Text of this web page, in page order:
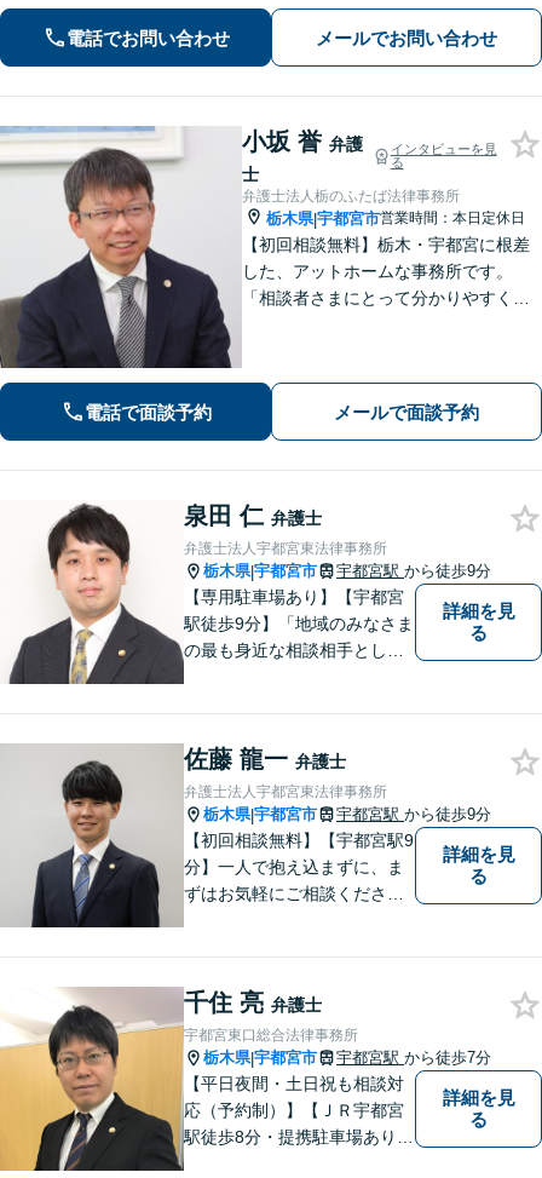
電話でお問い合わせ メールでお問い合わせ
小坂 誉 弁護
士
インタビューを見
る
弁護士法人栃のふたば法律事務所
栃木県|宇都宮市営業時間：本日定休日
【初回相談無料】栃木・宇都宮に根差
した、アットホームな事務所です。
「相談者さまにとって分かりやすく説
気軽にご相談ください【無料駐車場あ
り】
電話で面談予約 メールで面談予約
泉田 仁 弁護士
弁護士法人宇都宮東法律事務所
栃木県|宇都宮市 宇都宮駅 から徒歩9分
【専用駐車場あり】【宇都宮
駅徒歩9分】「地域のみなさま
の最も身近な相談相手として
通事故／遺産相続／借金問題
／企業法務／離婚問題などさ
まざまな分野に力を入れてお
ります。
詳細を見
る
佐藤 龍一 弁護士
弁護士法人宇都宮東法律事務所
栃木県|宇都宮市 宇都宮駅 から徒歩9分
【初回相談無料】【宇都宮駅9
分】一人で抱え込まずに、ま
ずはお気軽にご相談くださ
詳細を見
る
千住 亮 弁護士
宇都宮東口総合法律事務所
栃木県|宇都宮市 宇都宮駅 から徒歩7分
【平日夜間・土日祝も相談対
応（予約制）】【ＪＲ宇都宮
駅徒歩8分・提携駐車場あり】
詳細を見
る